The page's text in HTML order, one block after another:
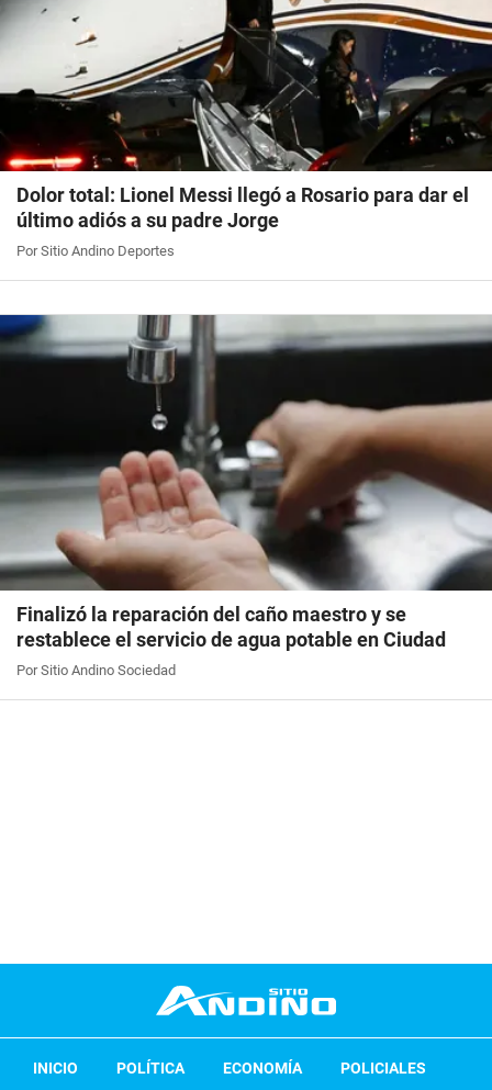
Dolor total: Lionel Messi llegó a Rosario para dar el
último adiós a su padre Jorge
Por Sitio Andino Deportes
Finalizó la reparación del caño maestro y se
restablece el servicio de agua potable en Ciudad
Por Sitio Andino Sociedad
INICIO POLÍTICA ECONOMÍA POLICIALES